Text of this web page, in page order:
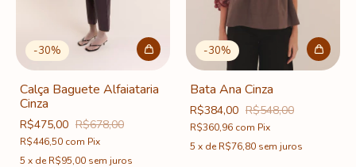
-30%
Calça Baguete Alfaiataria
Cinza
R$475,00 R$678,00
R$446,50 com Pix
5 x deR$95,00 sem juros
-30%
Bata Ana Cinza
R$384,00 R$548,00
R$360,96 com Pix
5 x deR$76,80 sem juros